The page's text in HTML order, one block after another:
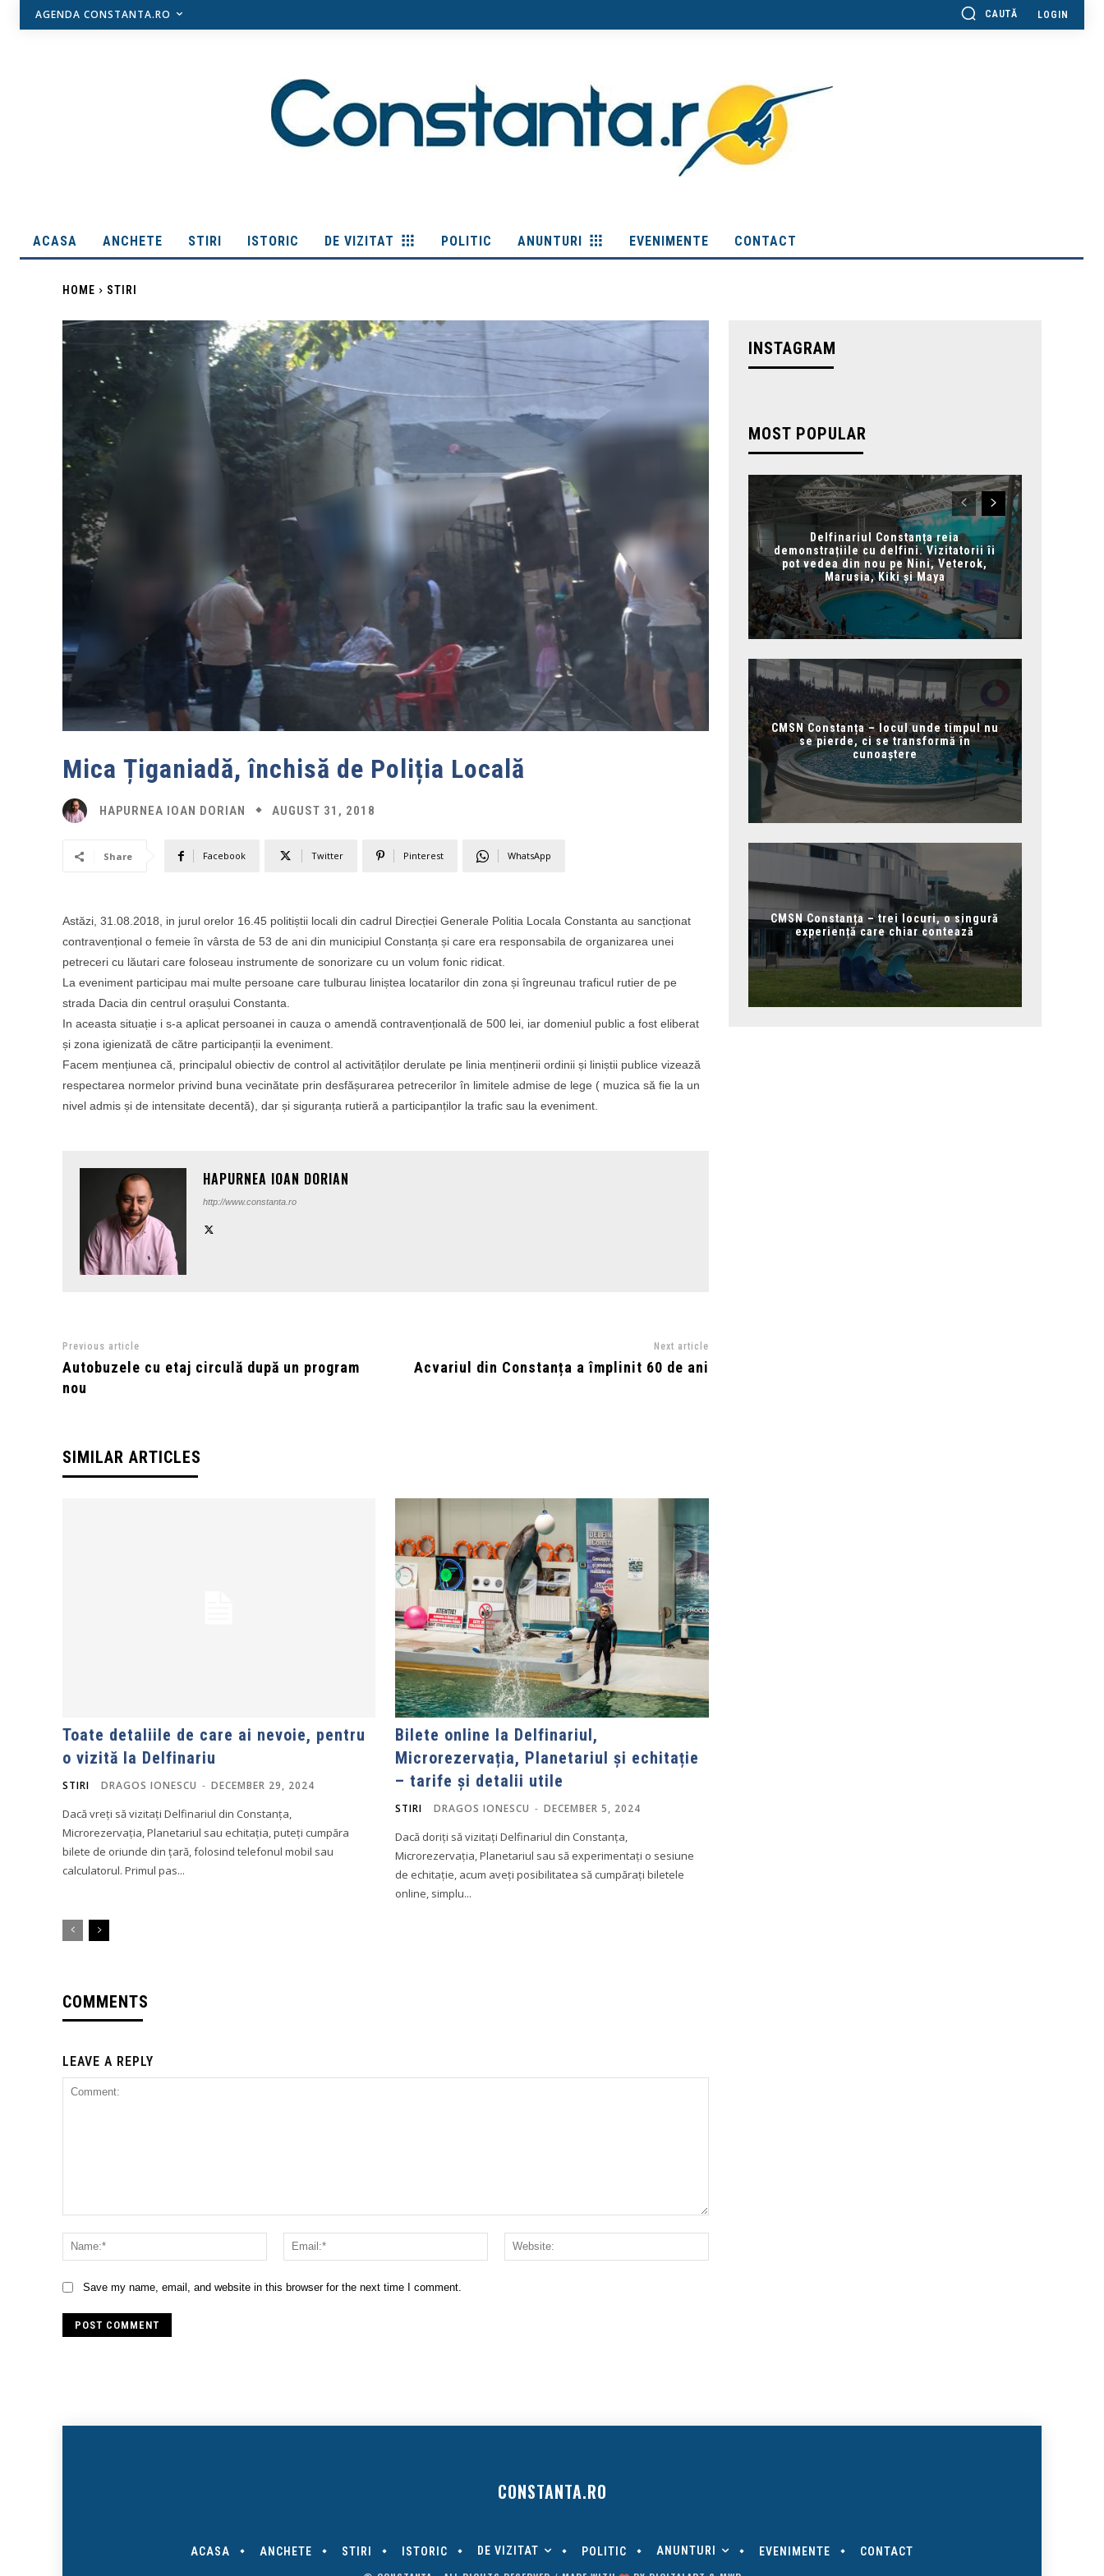
AGENDA CONSTANTA.RO CAUTĂ LOGIN
ACASA ANCHETE STIRI ISTORIC DE VIZITAT POLITIC ANUNTURI EVENIMENTE CONTACT
HOME STIRI
Mica Țiganiadă, închisă de Poliția Locală
HAPURNEA IOAN DORIAN AUGUST 31, 2018
Share Facebook Twitter Pinterest WhatsApp
Astăzi, 31.08.2018, in jurul orelor 16.45 politiștii locali din cadrul Direcției Generale Politia Locala Constanta au sancționat
contravențional o femeie în vârsta de 53 de ani din municipiul Constanța și care era responsabila de organizarea unei
petreceri cu lăutari care foloseau instrumente de sonorizare cu un volum fonic ridicat.
La eveniment participau mai multe persoane care tulburau liniștea locatarilor din zona și îngreunau traficul rutier de pe
strada Dacia din centrul orașului Constanta.
In aceasta situație i s-a aplicat persoanei in cauza o amendă contravențională de 500 lei, iar domeniul public a fost eliberat
și zona igienizată de către participanții la eveniment.
Facem mențiunea că, principalul obiectiv de control al activităților derulate pe linia menținerii ordinii și liniștii publice vizează
respectarea normelor privind buna vecinătate prin desfășurarea petrecerilor în limitele admise de lege ( muzica să fie la un
nivel admis și de intensitate decentă), dar și siguranța rutieră a participanților la trafic sau la eveniment.
HAPURNEA IOAN DORIAN
http://www.constanta.ro
Previous article
Autobuzele cu etaj circulă după un program
nou
Next article
Acvariul din Constanța a împlinit 60 de ani
SIMILAR ARTICLES
Toate detaliile de care ai nevoie, pentru
o vizită la Delfinariu
STIRI DRAGOS IONESCU - DECEMBER 29, 2024
Dacă vreți să vizitați Delfinariul din Constanța,
Microrezervația, Planetariul sau echitația, puteți cumpăra
bilete de oriunde din țară, folosind telefonul mobil sau
calculatorul. Primul pas...
Bilete online la Delfinariul,
Microrezervația, Planetariul și echitație
– tarife și detalii utile
STIRI DRAGOS IONESCU - DECEMBER 5, 2024
Dacă doriți să vizitați Delfinariul din Constanța,
Microrezervația, Planetariul sau să experimentați o sesiune
de echitație, acum aveți posibilitatea să cumpărați biletele
online, simplu...
COMMENTS
LEAVE A REPLY
Name:*
Email:*
Save my name, email, and website in this browser for the next time I comment.
INSTAGRAM
MOST POPULAR
Delfinariul Constanța reia
demonstrațiile cu delfini. Vizitatorii îi
pot vedea din nou pe Nini, Veterok,
Marusia, Kiki și Maya
CMSN Constanța – locul unde timpul nu
se pierde, ci se transformă în
cunoaștere
CMSN Constanța – trei locuri, o singură
experiență care chiar contează
CONSTANTA.RO
ACASA ANCHETE STIRI ISTORIC DE VIZITAT POLITIC ANUNTURI EVENIMENTE CONTACT